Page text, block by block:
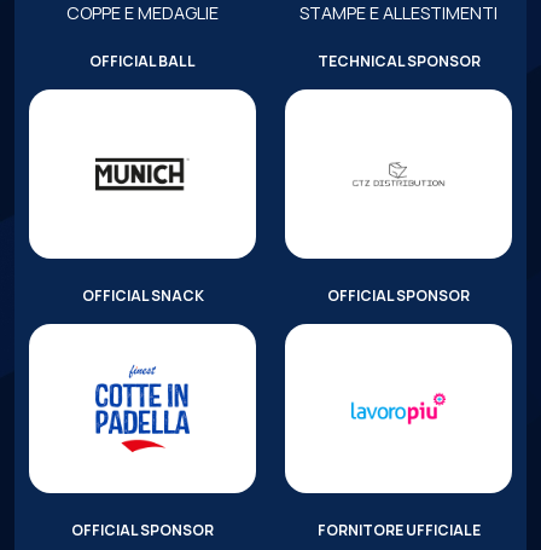
COPPE E MEDAGLIE STAMPE E ALLESTIMENTI
OFFICIAL BALL TECHNICAL SPONSOR
OFFICIAL SNACK OFFICIAL SPONSOR
OFFICIAL SPONSOR FORNITORE UFFICIALE